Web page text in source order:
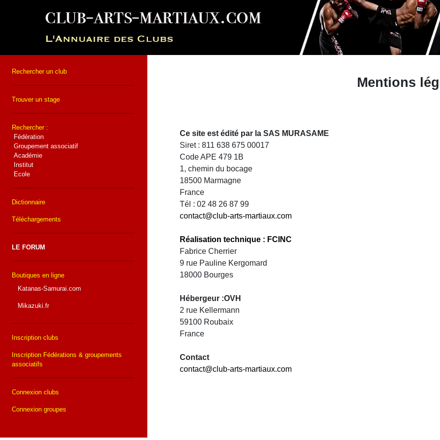
Rechercher un club
Trouver un stage
Rechercher :
Fédération
Groupement associatif
Académie
Institut
Ecole
Dictionnaire
Téléchargements
LE FORUM
Boutiques en ligne
Katanas-Samurai.com
Mikazuki.fr
Inscription clubs
Inscription Fédérations & groupements
associatifs
Connexion clubs
Connexion groupes
Mentions
Ce site est édité par la SAS MURASAME
Siret : 811 638 675 00017
Code APE 479 1B
1, chemin du bocage
18500 Marmagne
France
Tél : 02 48 26 87 99
contact@club-arts-martiaux.com
Réalisation technique : FCINC
Fabrice Cherrier
9 rue Pauline Kergomard
18000 Bourges
Hébergeur :OVH
2 rue Kellermann
59100 Roubaix
France
Contact
contact@club-arts-martiaux.com